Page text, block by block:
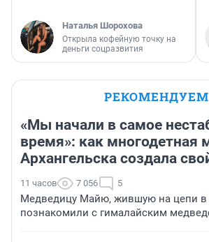
Наталья Шорохова
Открыла кофейную точку на
деньги соцразвития
РЕКОМЕНДУЕМ
«Мы начали в самое
время»: как многодетная
Архангельска создала
11 часов 7 056 5
Медведицу Майю, жившую на цепи в
познакомили с гималайским